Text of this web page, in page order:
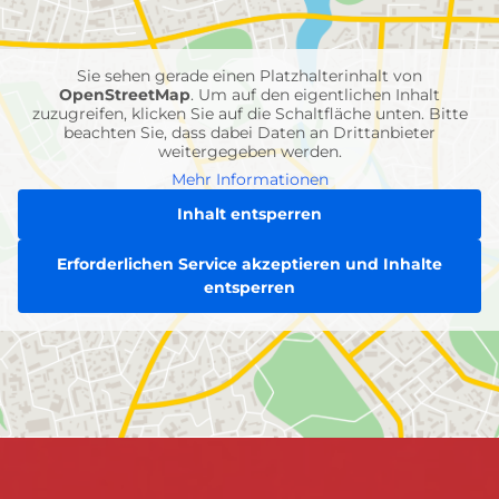
Einheiten
Sie sehen gerade einen Platzhalterinhalt von
OpenStreetMap. Um auf den eigentlichen Inhalt
zuzugreifen, klicken Sie auf die Schaltfläche unten. Bitte
beachten Sie, dass dabei Daten an Drittanbieter
weitergegeben werden.
Mehr Informationen
Inhalt entsperren
Erforderlichen Service akzeptieren und Inhalte
entsperren